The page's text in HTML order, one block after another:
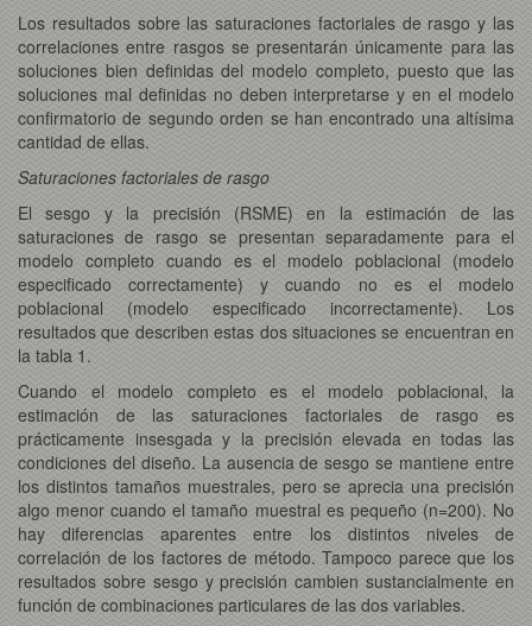
Los resultados sobre las saturaciones factoriales de rasgo y las
correlaciones entre rasgos se presentarán únicamente para las
soluciones bien definidas del modelo completo, puesto que las
soluciones mal definidas no deben interpretarse y en el modelo
confirmatorio de segundo orden se han encontrado una altísima
cantidad de ellas.
Saturaciones factoriales de rasgo
El sesgo y la precisión (RSME) en la estimación de las
saturaciones de rasgo se presentan separadamente para el
modelo completo cuando es el modelo poblacional (modelo
especificado correctamente) y cuando no es el modelo
poblacional (modelo especificado incorrectamente). Los
resultados que describen estas dos situaciones se encuentran en
la tabla 1.
Cuando el modelo completo es el modelo poblacional, la
estimación de las saturaciones factoriales de rasgo es
prácticamente insesgada y la precisión elevada en todas las
condiciones del diseño. La ausencia de sesgo se mantiene entre
los distintos tamaños muestrales, pero se aprecia una precisión
algo menor cuando el tamaño muestral es pequeño (n=200). No
hay diferencias aparentes entre los distintos niveles de
correlación de los factores de método. Tampoco parece que los
resultados sobre sesgo y precisión cambien sustancialmente en
función de combinaciones particulares de las dos variables.